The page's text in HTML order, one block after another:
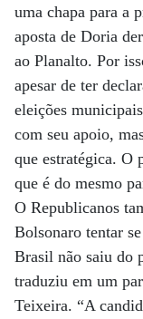
uma chapa para a
aposta de Doria
ao Planalto. Por
apesar de ter
eleições
com seu apoio,
que estratégica. O
que é do mesmo
O Republicanos
Bolsonaro tentar
Brasil não saiu do
traduziu em um
Teixeira. “A